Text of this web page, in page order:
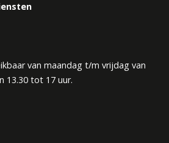
van maandag t/m vrijdag van
13.30 tot 17 uur.